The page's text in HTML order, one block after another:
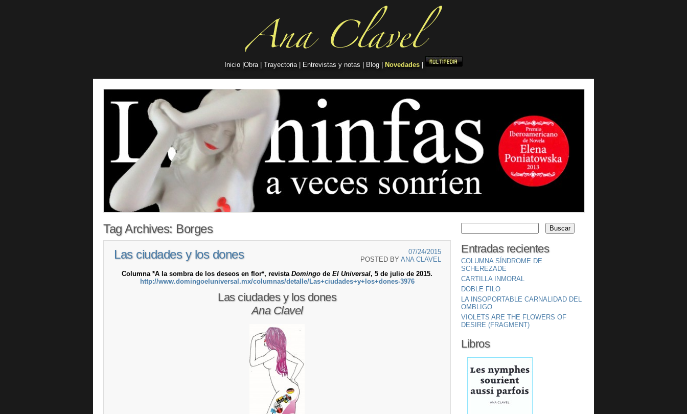
Inicio Obra Trayectoria| Entrevistas y notas Blog Novedades
Tag Archives: Borges
Las ciudades y los dones
07/24/2015
POSTED BY ANA CLAVEL
Columna *A la sombra de los deseos en flor*, revista Domingo de El Universal, 5 de julio de 2015.
http://www.domingoeluniversal.mx/columnas/detalle/Las+ciudades+y+los+dones-3976
Las ciudades y los dones
Ana Clavel
Entradas recientes
COLUMNA SÍNDROME DE
SCHEREZADE
CARTILLA INMORAL
DOBLE FILO
LA INSOPORTABLE CARNALIDAD DEL
OMBLIGO
VIOLETS ARE THE FLOWERS OF
DESIRE (FRAGMENT)
Libros